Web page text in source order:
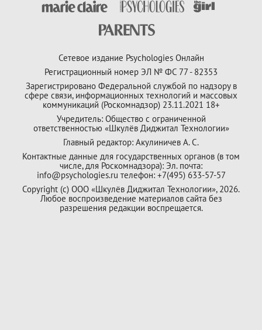
Сетевое издание Psychologies Онлайн
Регистрационный номер ЭЛ № ФС 77 - 82353
Зарегистрировано Федеральной службой по надзору в
сфере связи, информационных технологий и массовых
коммуникаций (Роскомнадзор) 23.11.2021 18+
Учредитель: Общество с ограниченной
ответственностью «Шкулёв Диджитал Технологии»
Главный редактор: Акулиничев А. С.
Контактные данные для государственных органов (в том
числе, для Роскомнадзора): Эл. почта:
info@psychologies.ru телефон: +7(495) 633-57-57
Copyright (с) ООО «Шкулёв Диджитал Технологии», 2026.
Любое воспроизведение материалов сайта без
разрешения редакции воспрещается.